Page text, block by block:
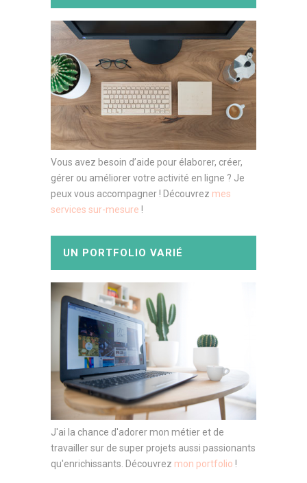
Vous avez besoin d’aide pour élaborer, créer,
gérer ou améliorer votre activité en ligne ? Je
peux vous accompagner ! Découvrez mes
services sur-mesure !
UN PORTFOLIO VARIÉ
J'ai la chance d'adorer mon métier et de
travailler sur de super projets aussi passionants
qu'enrichissants. Découvrez mon portfolio !